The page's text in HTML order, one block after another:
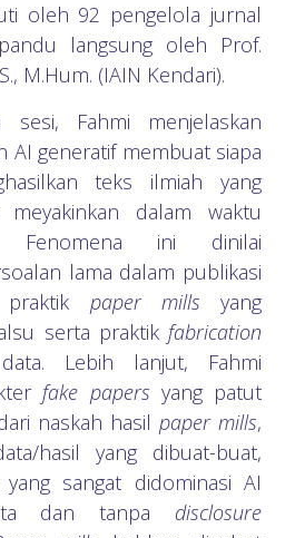
oleh 92 pengelola jurnal
langsung oleh Prof.
M.Hum. (IAIN Kendari).
sesi, Fahmi menjelaskan
AI generatif membuat siapa
teks ilmiah yang
dalam waktu
Fenomena ini dinilai
lama dalam publikasi
praktik paper mills yang
serta praktik fabrication
Lebih lanjut, Fahmi
fake papers yang patut
naskah hasil paper mills,
hasil yang dibuat-buat,
sangat didominasi AI
dan tanpa disclosure